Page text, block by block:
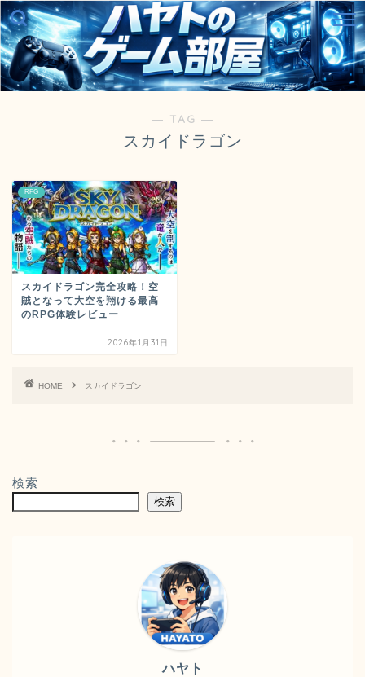
― TAG ―
スカイドラゴン
RPG
スカイドラゴン完全攻略！空
賊となって大空を翔ける最高
のRPG体験レビュー
2026年1月31日
HOME スカイドラゴン
検索
検索
ハヤト